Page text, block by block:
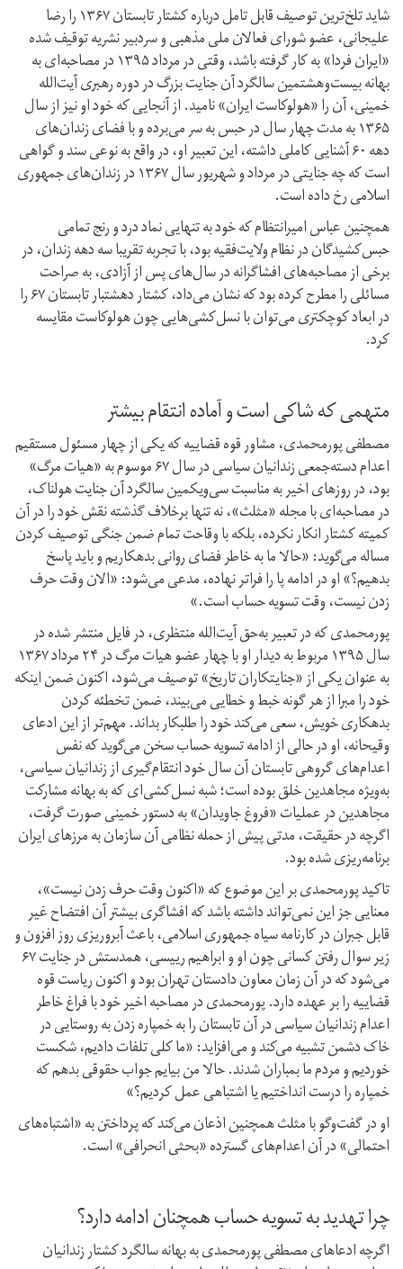
شاید تلخ‌ترین توصیف قابل تامل درباره کشتار تابستان ۱۳۶۷ را رضا
علیجانی، عضو شورای فعالان ملی مذهبی و سردبیر نشریه توقیف شده
«ایران فردا» به کار گرفته باشد، وقتی در مرداد ۱۳۹۵ در مصاحبه‌ای به
بهانه بیست‌وهشتمین سالگرد آن جنایت بزرگ در دوره رهبری آیت‌الله
خمینی، آن را «هولوکاست ایران» نامید. از آنجایی که خود او نیز از سال
۱۳۶۵ به مدت چهار سال در حبس به سر می‌برده و با فضای زندان‌های
دهه ۶۰ آشنایی کاملی داشته، این تعبیر او، در واقع به نوعی سند و گواهی
است که چه جنایتی در مرداد و شهریور سال ۱۳۶۷ در زندان‌های جمهوری
اسلامی رخ داده است.
همچنین عباس امیرانتظام که خود به تنهایی نماد درد و رنج تمامی
حبس‌کشیدگان در نظام ولایت‌فقیه بود، با تجربه تقریبا سه دهه زندان، در
برخی از مصاحبه‌های افشاگرانه در سال‌های پس از آزادی، به صراحت
مسائلی را مطرح کرده بود که نشان می‌داد، کشتار دهشتبار تابستان ۶۷ را
در ابعاد کوچکتری می‌توان با نسل‌کشی‌هایی چون هولوکاست مقایسه
کرد.
متهمی که شاکی است و آماده انتقام بیشتر
مصطفی پورمحمدی، مشاور قوه قضاییه که یکی از چهار مسئول مستقیم
اعدام دسته‌جمعی زندانیان سیاسی در سال ۶۷ موسوم به «هیات مرگ»
بود، در روزهای اخیر به مناسبت سی‌ویکمین سالگرد آن جنایت هولناک،
در مصاحبه‌ای با مجله «مثلث»، نه تنها برخلاف گذشته نقش خود را در آن
کمیته کشتار انکار نکرده، بلکه با وقاحت تمام ضمن جنگی توصیف کردن
مساله می‌گوید: «حالا ما به خاطر فضای روانی بدهکاریم و باید پاسخ
بدهیم؟» او در ادامه پا را فراتر نهاده، مدعی می‌شود: «الان وقت حرف
زدن نیست، وقت تسویه حساب است.»
پورمحمدی که در تعبیر به‌حق آیت‌الله منتظری، در فایل منتشر شده در
سال ۱۳۹۵ مربوط به دیدار او با چهار عضو هیات مرگ در ۲۴ مرداد ۱۳۶۷
به عنوان یکی از «جنایتکاران تاریخ» توصیف می‌شود، اکنون ضمن اینکه
خود را مبرا از هر گونه خبط و خطایی می‌بیند، ضمن تخطئه کردن
بدهکاری خویش، سعی می‌کند خود را طلبکار بداند. مهم‌تر از این ادعای
وقیحانه، او در حالی از ادامه تسویه حساب سخن می‌گوید که نفس
اعدام‌های گروهی تابستان آن سال خود انتقام‌گیری از زندانیان سیاسی،
به‌ویژه مجاهدین خلق بوده است؛ شبه نسل‌کشی‌ای که به بهانه مشارکت
مجاهدین در عملیات «فروغ جاویدان» به دستور خمینی صورت گرفت،
اگرچه در حقیقت، مدتی پیش از حمله نظامی آن سازمان به مرزهای ایران
برنامه‌ریزی شده بود.
تاکید پورمحمدی بر این موضوع که «اکنون وقت حرف زدن نیست»،
معنایی جز این نمی‌تواند داشته باشد که افشاگری بیشتر آن افتضاح غیر
قابل جبران در کارنامه سیاه جمهوری اسلامی، باعث آبروریزی روز افزون و
زیر سوال رفتن کسانی چون او و ابراهیم رییسی، همدستش در جنایت ۶۷
می‌شود که در آن زمان معاون دادستان تهران بود و اکنون ریاست قوه
قضاییه را بر عهده دارد. پورمحمدی در مصاحبه اخیر خود با فراغ خاطر
اعدام زندانیان سیاسی در آن تابستان را به خمپاره زدن به روستایی در
خاک دشمن تشبیه می‌کند و می‌افزاید: «ما کلی تلفات دادیم، شکست
خوردیم و مردم ما بمباران شدند. حالا من بیایم جواب حقوقی بدهم که
خمپاره را درست انداختیم یا اشتباهی عمل کردیم؟»
او در گفت‌وگو با مثلث همچنین اذعان می‌کند که پرداختن به «اشتباه‌های
احتمالی» در آن اعدام‌های گسترده «بحثی انحرافی» است.
چرا تهدید به تسویه حساب همچنان ادامه دارد؟
اگرچه ادعاهای مصطفی پورمحمدی به بهانه سالگرد کشتار زندانیان